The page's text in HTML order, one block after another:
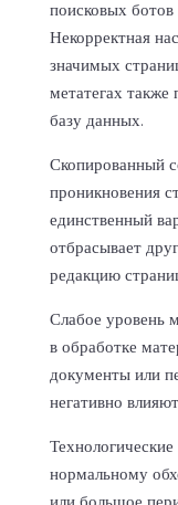
поисковых
Некорректная
значимых
метатегах также
базу данных.
Скопированный
проникновения
единственный
отбрасывает
редакцию
Слабое уровень
в обработке
документы или
негативно
нормальному